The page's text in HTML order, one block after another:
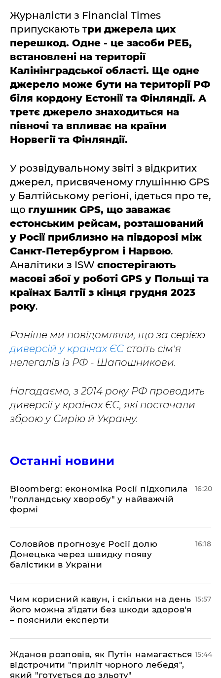
Журналісти з Financial Times
припускають три джерела цих
перешкод. Одне - це засоби РЕБ,
встановлені на території
Калінінградської області. Ще одне
джерело може бути на території РФ
біля кордону Естонії та Фінляндії. А
третє джерело знаходиться на
півночі та впливає на країни
Норвегії та Фінляндії.
У розвідувальному звіті з відкритих
джерел, присвяченому глушінню GPS
у Балтійському регіоні, ідеться про те,
що глушник GPS, що заважає
естонським рейсам, розташований
у Росії приблизно на півдорозі між
Санкт-Петербургом і Нарвою.
Аналітики з ISW спостерігають
масові збої у роботі GPS у Польщі та
країнах Балтії з кінця грудня 2023
року.
Раніше ми повідомляли, що за серією
диверсій у країнах ЄС стоїть сім'я
нелегалів із РФ - Шапошникови.
Нагадаємо, з 2014 року РФ проводить
диверсії у країнах ЄС, які постачали
зброю у Сирію й Україну.
Останні новини
Bloomberg: економіка Росії підхопила
"голландську хворобу" у найважчій
формі
16:20
Соловйов прогнозує Росії долю
Донецька через швидку появу
балістики в України
16:18
Чим корисний кавун, і скільки на день
його можна з'їдати без шкоди здоров'я
– пояснили експерти
15:57
Жданов розповів, як Путін намагається
відстрочити "приліт чорного лебедя",
який "готується до зльоту"
15:44